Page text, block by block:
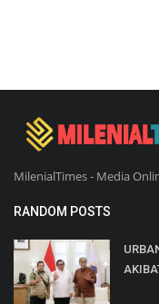
MilenialTimes - Media
RANDOM POSTS